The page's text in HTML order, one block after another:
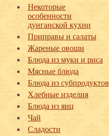
Некоторые
особенности
дунганской кухни
Приправы и салаты
Жареные овощи
Блюда из муки и риса
Мясные блюда
Блюда из субпродуктов
Хлебные изделия
Блюда из яиц
Чай
Сладости